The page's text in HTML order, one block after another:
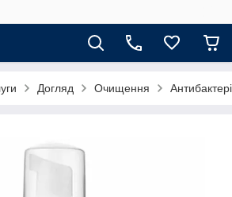
Догляд Очищення